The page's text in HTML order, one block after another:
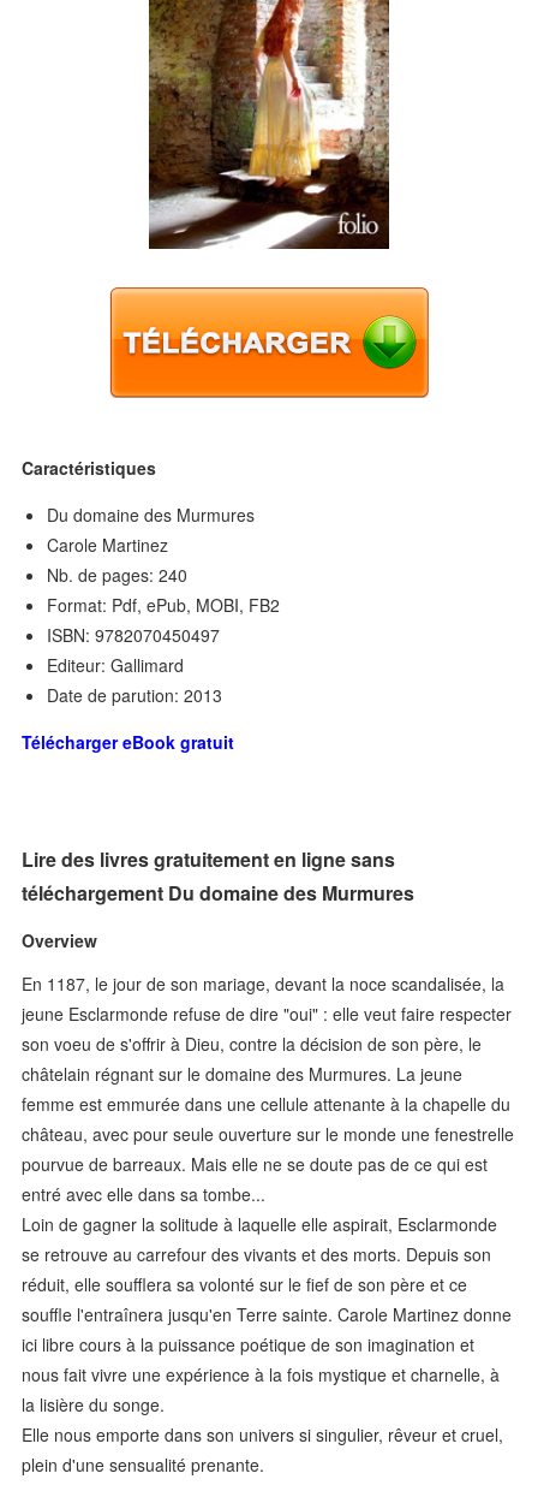
Caractéristiques
Du domaine des Murmures
Carole Martinez
Nb. de pages: 240
Format: Pdf, ePub, MOBI, FB2
ISBN: 9782070450497
Editeur: Gallimard
Date de parution: 2013
Télécharger eBook gratuit
Lire des livres gratuitement en ligne sans
téléchargement Du domaine des Murmures
Overview
En 1187, le jour de son mariage, devant la noce scandalisée, la
jeune Esclarmonde refuse de dire "oui" : elle veut faire respecter
son voeu de s'offrir à Dieu, contre la décision de son père, le
châtelain régnant sur le domaine des Murmures. La jeune
femme est emmurée dans une cellule attenante à la chapelle du
château, avec pour seule ouverture sur le monde une fenestrelle
pourvue de barreaux. Mais elle ne se doute pas de ce qui est
entré avec elle dans sa tombe...
Loin de gagner la solitude à laquelle elle aspirait, Esclarmonde
se retrouve au carrefour des vivants et des morts. Depuis son
réduit, elle soufflera sa volonté sur le fief de son père et ce
souffle l'entraînera jusqu'en Terre sainte. Carole Martinez donne
ici libre cours à la puissance poétique de son imagination et
nous fait vivre une expérience à la fois mystique et charnelle, à
la lisière du songe.
Elle nous emporte dans son univers si singulier, rêveur et cruel,
plein d'une sensualité prenante.